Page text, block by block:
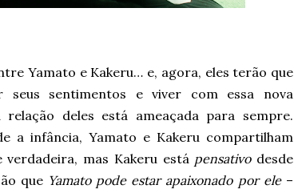
Yamato e Kakeru… e, agora, eles terão que
seus sentimentos e viver com essa nova
deles está ameaçada para sempre.
a infância, Yamato e Kakeru compartilham
verdadeira, mas Kakeru está pensativodesde
que Yamato pode estar apaixonado por ele–